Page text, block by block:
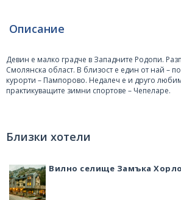
Описание
Девин е малко градче в Западните Родопи.
Смолянска област. В близост е един от най –
курорти – Пампорово. Недалеч е и друго
практикуващите зимни спортове – Чепеларе.
така и закрити басейни. Градът може да се
предлага много забавления за малки и големи.
Приятният климат привлича много туристи.
покарат ски в планината, а през лятото, за да
града има екопътеки, както и няколко пещери
Ягодинската пещера.
Близки хотели
Вилно селище Замъка